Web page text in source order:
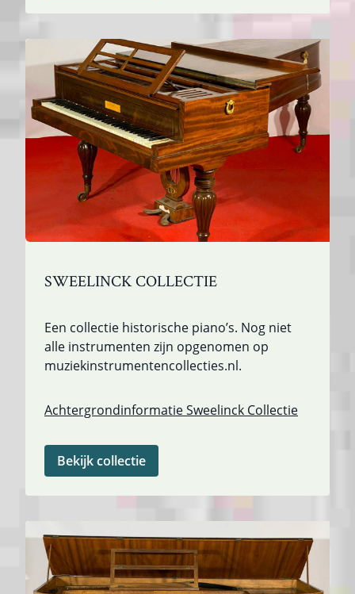
SWEELINCK COLLECTIE
Een collectie historische piano’s. Nog niet
alle instrumenten zijn opgenomen op
muziekinstrumentencollecties.nl.
Achtergrondinformatie Sweelinck Collectie
Bekijk collectie